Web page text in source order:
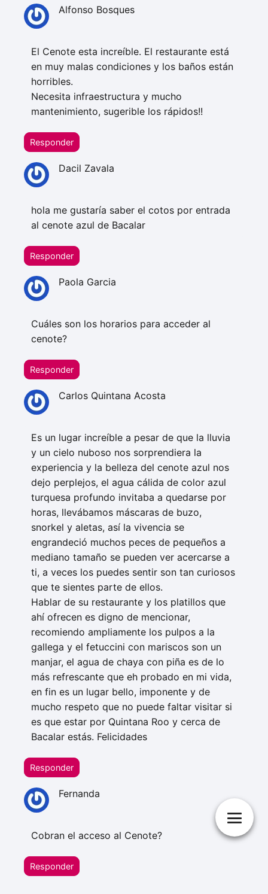
Alfonso Bosques
El Cenote esta increíble. El restaurante está
en muy malas condiciones y los baños están
horribles.
Necesita infraestructura y mucho
mantenimiento, sugerible los rápidos!!
Responder
Dacil Zavala
hola me gustaría saber el cotos por entrada
al cenote azul de Bacalar
Responder
Paola Garcia
Cuáles son los horarios para acceder al
cenote?
Responder
Carlos Quintana Acosta
Es un lugar increíble a pesar de que la lluvia
y un cielo nuboso nos sorprendiera la
experiencia y la belleza del cenote azul nos
dejo perplejos, el agua cálida de color azul
turquesa profundo invitaba a quedarse por
horas, llevábamos máscaras de buzo,
snorkel y aletas, así la vivencia se
engrandeció muchos peces de pequeños a
mediano tamaño se pueden ver acercarse a
ti, a veces los puedes sentir son tan curiosos
que te sientes parte de ellos.
Hablar de su restaurante y los platillos que
ahí ofrecen es digno de mencionar,
recomiendo ampliamente los pulpos a la
gallega y el fetuccini con mariscos son un
manjar, el agua de chaya con piña es de lo
más refrescante que eh probado en mi vida,
en fin es un lugar bello, imponente y de
mucho respeto que no puede faltar visitar si
es que estar por Quintana Roo y cerca de
Bacalar estás. Felicidades
Responder
Fernanda
Cobran el acceso al Cenote?
Responder